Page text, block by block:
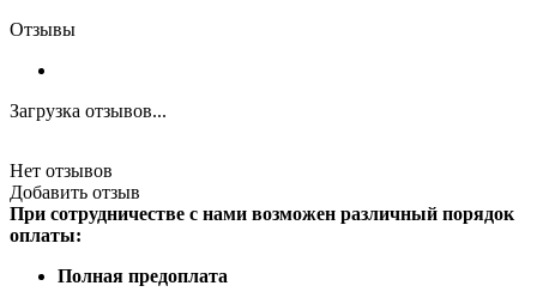
Отзывы
Загрузка отзывов...
Нет отзывов
Добавить отзыв
При сотрудничестве с нами возможен различный порядок
оплаты:
Полная предоплата